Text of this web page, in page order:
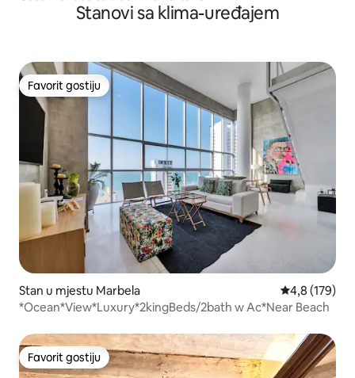
Stanovi sa klima-uređajem
Favorit gostiju
Favorit gostiju
Stan u mjestu Marbela prosječna
4,8 (179)
*Ocean*View*Luxury*2kingBeds/2bath w Ac*Near Beach
Favorit gostiju
Favorit gostiju